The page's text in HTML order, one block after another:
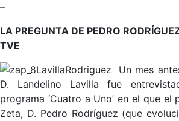
–
LA PREGUNTA DE PEDRO
TVE
Un mes
D. Landelino Lavilla fue
programa ‘Cuatro a Uno’ en el que el
Zeta, D. Pedro Rodríguez (que